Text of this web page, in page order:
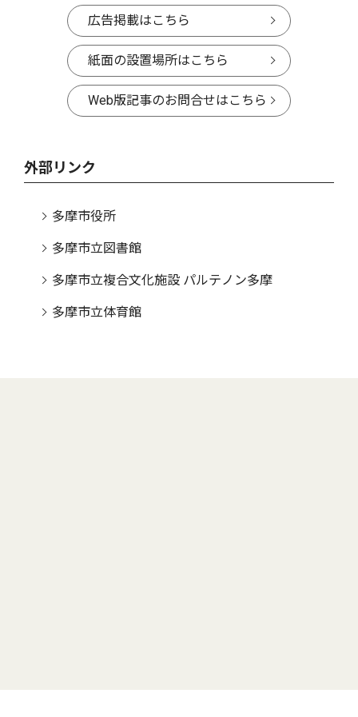
広告掲載はこちら
紙面の設置場所はこちら
Web版記事のお問合せはこちら
外部リンク
多摩市役所
多摩市立図書館
多摩市立複合文化施設 パルテノン多摩
多摩市立体育館